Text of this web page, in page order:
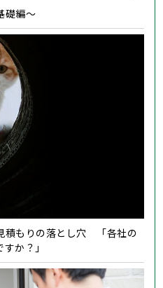
礎編～
もりの落とし穴 「各社の
か？」